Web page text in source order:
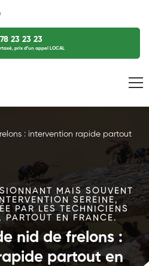
23 23 23
prix d’un appel LOCAL
: intervention rapide partout
MAIS SOUVENT
SEREINE,
PAR LES TECHNICIENS
PARTOUT EN FRANCE.
nid de frelons :
partout en